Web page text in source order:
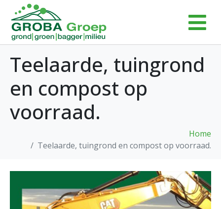
Teelaarde, tuingrond
en compost op
voorraad.
Home
Teelaarde, tuingrond en compost op voorraad.